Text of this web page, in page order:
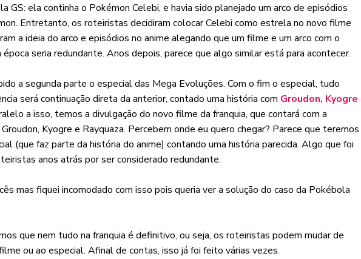
GS: ela continha o Pokémon Celebi, e havia sido planejado um arco de episódios
Entretanto, os roteiristas decidiram colocar Celebi como estrela no novo filme
a ideia do arco e episódios no anime alegando que um filme e um arco com o
época seria redundante. Anos depois, parece que algo similar está para acontecer.
a segunda parte o especial das Mega Evoluções. Com o fim o especial, tudo
será continuação direta da anterior, contado uma história com Groudon, Kyogre
a isso, temos a divulgação do novo filme da franquia, que contará com a
Kyogre e Rayquaza. Percebem onde eu quero chegar? Parece que teremos
(que faz parte da história do anime) contando uma história parecida. Algo que foi
anos atrás por ser considerado redundante.
mas fiquei incomodado com isso pois queria ver a solução do caso da Pokébola
que nem tudo na franquia é definitivo, ou seja, os roteiristas podem mudar de
ou ao especial. Afinal de contas, isso já foi feito várias vezes.